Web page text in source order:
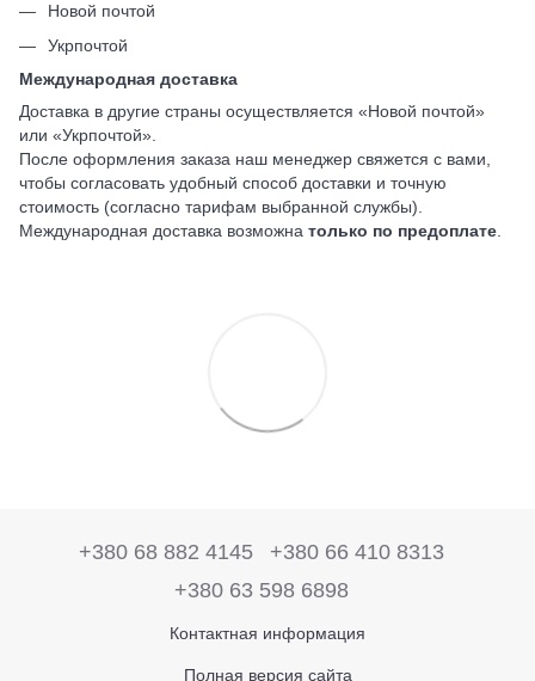
Новой почтой
Укрпочтой
Международная доставка
Доставка в другие страны осуществляется «Новой почтой»
или «Укрпочтой».
После оформления заказа наш менеджер свяжется с вами,
чтобы согласовать удобный способ доставки и точную
стоимость (согласно тарифам выбранной службы).
Международная доставка возможна только по предоплате
+380 68 882 4145
+380 66 410 8313
+380 63 598 6898
Контактная информация
Полная версия сайта